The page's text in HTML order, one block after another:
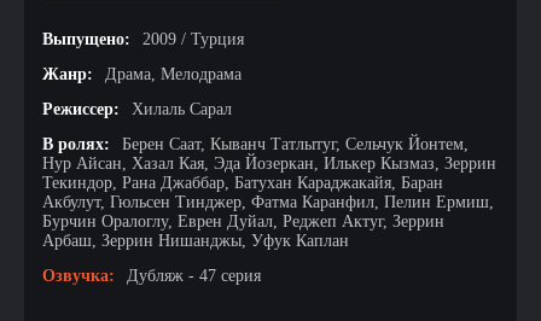
Выпущено:
2009 / Турция
Жанр:
Драма, Мелодрама
Режиссер:
Хилаль Сарал
В ролях:
Берен Саат, Кыванч Татлытуг, Сельчук Йонтем,
Нур Айсан, Хазал Кая, Эда Йозеркан, Илькер Кызмаз, Зеррин
Текиндор, Рана Джаббар, Батухан Караджакайя, Баран
Акбулут, Гюльсен Тинджер, Фатма Каранфил, Пелин Ермиш,
Бурчин Оралоглу, Еврен Дуйал, Реджеп Актуг, Зеррин
Арбаш, Зеррин Нишанджы, Уфук Каплан
Озвучка:
Дубляж - 47 серия